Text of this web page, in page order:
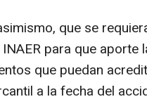
que se
para que
que puedan
a la fecha del